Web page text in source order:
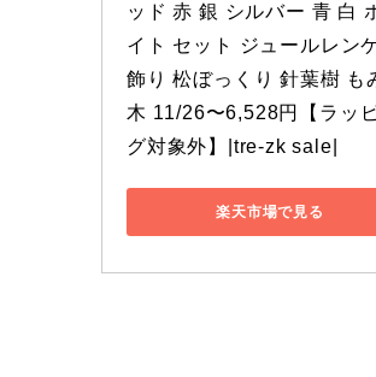
ッド 赤 銀 シルバー 青 白
イト セット ジュールレン
飾り 松ぼっくり 針葉樹 も
木 11/26〜6,528円【ラッ
グ対象外】|tre-zk sale|
楽天市場で見る